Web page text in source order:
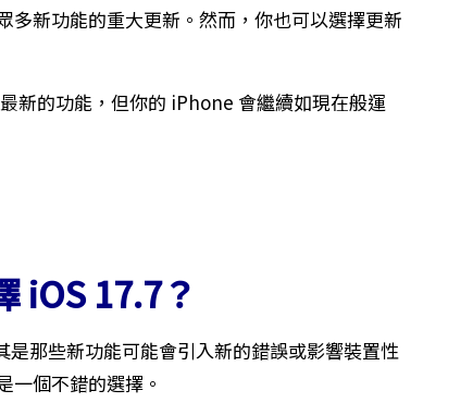
多新功能的重大更新。然而，你也可以選擇更新
新的功能，但你的 iPhone 會繼續如現在般運
iOS 17.7？
那些新功能可能會引入新的錯誤或影響裝置性
一個不錯的選擇。